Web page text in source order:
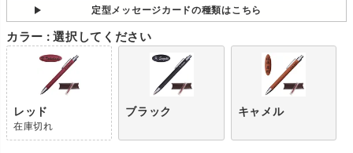
定型メッセージカードの種類はこちら
カラー 選択してください
レッド
在庫切れ
ブラック キャメル